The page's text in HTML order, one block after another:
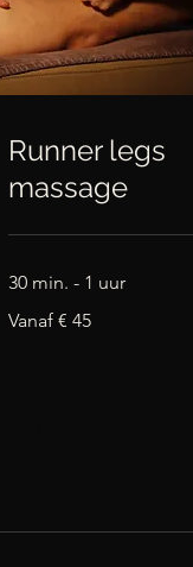
Runner legs
massage
30 min. - 1 uur
45
Vanaf € 45